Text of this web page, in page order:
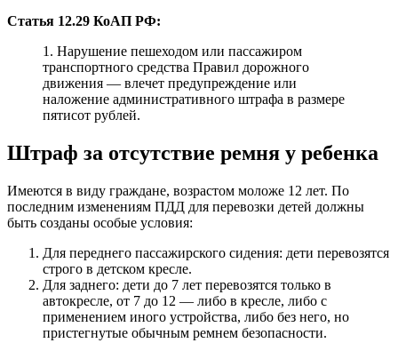
Статья 12.29 КоАП РФ:
1. Нарушение пешеходом или пассажиром
транспортного средства Правил дорожного
движения — влечет предупреждение или
наложение административного штрафа в размере
пятисот рублей.
Штраф за отсутствие ремня у ребенка
Имеются в виду граждане, возрастом моложе 12 лет. По
последним изменениям ПДД для перевозки детей должны
быть созданы особые условия:
Для переднего пассажирского сидения: дети перевозятся
строго в детском кресле.
Для заднего: дети до 7 лет перевозятся только в
автокресле, от 7 до 12 — либо в кресле, либо с
применением иного устройства, либо без него, но
пристегнутые обычным ремнем безопасности.